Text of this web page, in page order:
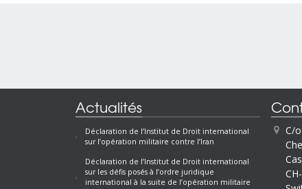
Actualités
Déclaration de l’Institut de Droit international
sur l’opération militaire contre l’Iran
Déclaration de l’Institut de Droit international
sur les défis posés à l’ordre juridique
international à la suite de l’opération militaire
C/